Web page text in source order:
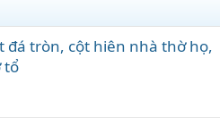
đá tròn, cột hiên nhà thờ họ,
tổ